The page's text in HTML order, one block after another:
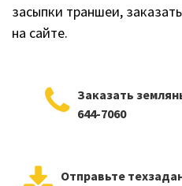
засыпки траншеи,
на сайте.
Заказать
644-7060
Отправьте